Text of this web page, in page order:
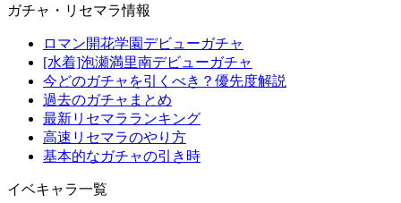
ガチャ・リセマラ情報
ロマン開花学園デビューガチャ
[水着]泡瀬満里南デビューガチャ
今どのガチャを引くべき？優先度解説
過去のガチャまとめ
最新リセマラランキング
高速リセマラのやり方
基本的なガチャの引き時
イベキャラ一覧